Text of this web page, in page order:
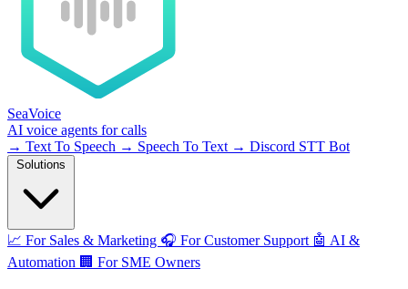
SeaVoice
AI voice agents for calls
→ Text To Speech → Speech To Text → Discord STT Bot
📈 For Sales & Marketing 🎧 For Customer Support 🤖 AI &
Automation 🏢 For SME Owners